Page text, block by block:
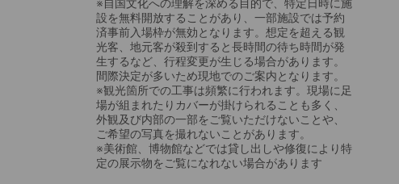
※自国文化への理解を深める目的で、特定日時に施
設を無料開放することがあり、一部施設では予約
済事前入場枠が無効となります。想定を超える観
光客、地元客が殺到すると長時間の待ち時間が発
生するなど、行程変更が生じる場合があります。
間際決定が多いため現地でのご案内となります。
※観光箇所での工事は頻繁に行われます。現場に足
場が組まれたりカバーが掛けられることも多く、
外観及び内部の一部をご覧いただけないことや、
ご希望の写真を撮れないことがあります。
※美術館、博物館などでは貸し出しや修復により特
定の展示物をご覧になれない場合があります